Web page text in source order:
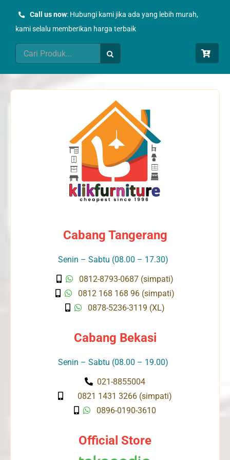
Call us now: Hubungi kami jika ada yang lebih murah,
kami selalu memberikan harga terbaik
Search
for:
Cabang Tangerang
Senin – Sabtu (08.00 – 17.30)
0812-8793-0687 (simpati)
0812 168 168 96 (simpati)
0878-5236-3119 (XL)
Cabang Bekasi
Senin – Sabtu (08.00 – 19.00)
021-8855004
0821 1431 3266 (simpati)
0896-0190-3610
Official Store